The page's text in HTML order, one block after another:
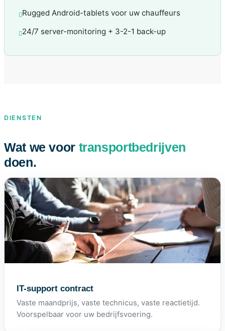
Rugged Android-tablets voor uw chauffeurs
24/7 server-monitoring + 3-2-1 back-up
DIENSTEN
Wat we voor transportbedrijven
doen.
IT-support contract
Vaste maandprijs, vaste technicus, vaste reactietijd.
Voorspelbaar voor uw bedrijfsvoering.